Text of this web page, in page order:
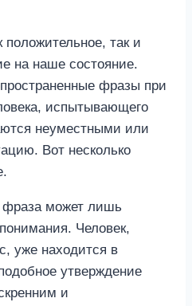
положительное, так и
на наше состояние.
фразы при
испытывающего
неуместными или
Вот несколько
фраза может лишь
Человек,
уже находится в
утверждение
и